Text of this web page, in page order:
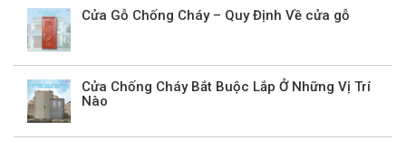
Cửa Gỗ Chống Cháy – Quy Định Về cửa gỗ
Cửa Chống Cháy Bắt Buộc Lắp Ở Những Vị Trí
Nào